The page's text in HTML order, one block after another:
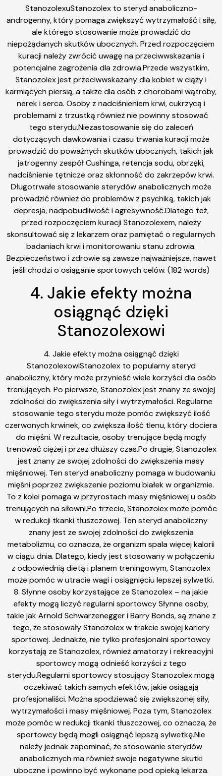
StanozolexuStanozolex to steryd anaboliczno-
androgenny, który pomaga zwiększyć wytrzymałość i siłę,
ale którego stosowanie może prowadzić do
niepożądanych skutków ubocznych. Przed rozpoczęciem
kuracji należy zwrócić uwagę na przeciwwskazania i
potencjalne zagrożenia dla zdrowia.Przede wszystkim,
Stanozolex jest przeciwwskazany dla kobiet w ciąży i
karmiących piersią, a także dla osób z chorobami wątroby,
nerek i serca. Osoby z nadciśnieniem krwi, cukrzycą i
problemami z trzustką również nie powinny stosować
tego sterydu.Niezastosowanie się do zaleceń
dotyczących dawkowania i czasu trwania kuracji może
prowadzić do poważnych skutków ubocznych, takich jak
jatrogenny zespół Cushinga, retencja sodu, obrzęki,
nadciśnienie tętnicze oraz skłonność do zakrzepów krwi.
Długotrwałe stosowanie sterydów anabolicznych może
prowadzić również do problemów z psychiką, takich jak
depresja, nadpobudliwość i agresywność.Dlatego też,
przed rozpoczęciem kuracji Stanozolexem, należy
skonsultować się z lekarzem oraz pamiętać o regularnych
badaniach krwi i monitorowaniu stanu zdrowia.
Bezpieczeństwo i zdrowie są zawsze najważniejsze, nawet
jeśli chodzi o osiąganie sportowych celów. (182 words)
4. Jakie efekty można
osiągnąć dzięki
Stanozolexowi
4. Jakie efekty można osiągnąć dzięki
StanozolexowiStanozolex to popularny steryd
anaboliczny, który może przynieść wiele korzyści dla osób
trenujących. Po pierwsze, Stanozolex jest znany ze swojej
zdolności do zwiększenia siły i wytrzymałości. Regularne
stosowanie tego sterydu może pomóc zwiększyć ilość
czerwonych krwinek, co zwiększa ilość tlenu, który dociera
do mięśni. W rezultacie, osoby trenujące będą mogły
trenować ciężej i przez dłuższy czas.Po drugie, Stanozolex
jest znany ze swojej zdolności do zwiększenia masy
mięśniowej. Ten steryd anaboliczny pomaga w budowaniu
mięśni poprzez zwiększenie poziomu białek w organizmie.
To z kolei pomaga w przyrostach masy mięśniowej u osób
trenujących na siłowni.Po trzecie, Stanozolex może pomóc
w redukcji tkanki tłuszczowej. Ten steryd anaboliczny
znany jest ze swojej zdolności do zwiększenia
metabolizmu, co oznacza, że organizm spala więcej kalorii
w ciągu dnia. Dlatego, kiedy jest stosowany w połączeniu
z odpowiednią dietą i planem treningowym, Stanozolex
może pomóc w utracie wagi i osiągnięciu lepszej sylwetki.
8. Słynne osoby korzystające ze Stanozolex – na jakie
efekty mogą liczyć regularni sportowcy Słynne osoby,
takie jak Arnold Schwarzenegger i Barry Bonds, są znane z
tego, że stosowały Stanozolex w trakcie swojej kariery
sportowej. Jednakże, nie tylko profesjonalni sportowcy
korzystają ze Stanozolex, również amatorzy i rekreacyjni
sportowcy mogą odnieść korzyści z tego
sterydu.Regularni sportowcy stosujący Stanozolex mogą
oczekiwać takich samych efektów, jakie osiągają
profesjonaliści. Można spodziewać się zwiększonej siły,
wytrzymałości i masy mięśniowej. Poza tym, Stanozolex
może pomóc w redukcji tkanki tłuszczowej, co oznacza, że
sportowcy będą mogli osiągnąć lepszą sylwetkę.Nie
należy jednak zapominać, że stosowanie sterydów
anabolicznych ma również swoje negatywne skutki
uboczne i powinno być wykonane pod opieką lekarza.